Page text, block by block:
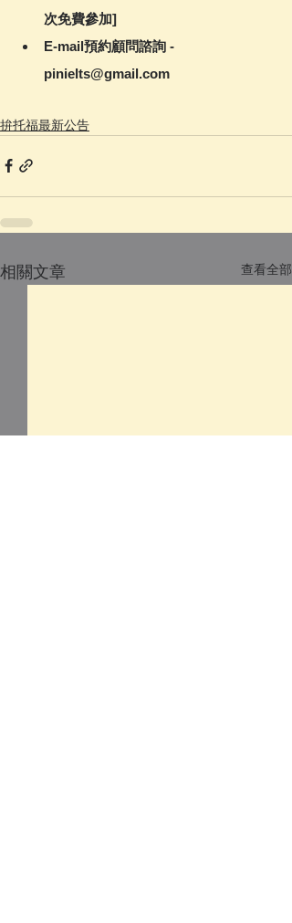
次免費參加]
E-mail預約顧問諮詢 -
pinielts@gmail.com
拚托福最新公告
相關文章 查看全部